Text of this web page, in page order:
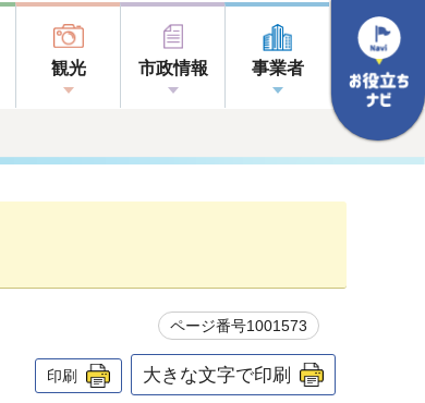
観光 市政情報 事業者
ページ番号1001573
印刷 大きな文字で印刷